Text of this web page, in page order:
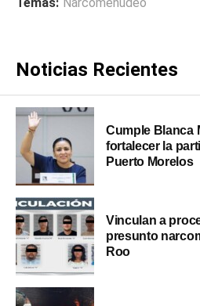
Noticias Recientes
Cumple Blanca
fortalecer la
Puerto Morelos
Vinculan a
presunto
Roo